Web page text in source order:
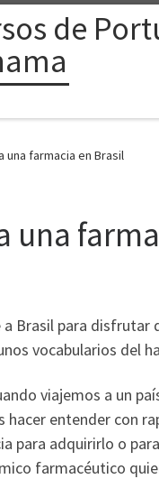
de
una farmacia en Brasil
una
Brasil para
vocabularios del
viajemos a un
entender con
para adquirirlo o
farmacéutico